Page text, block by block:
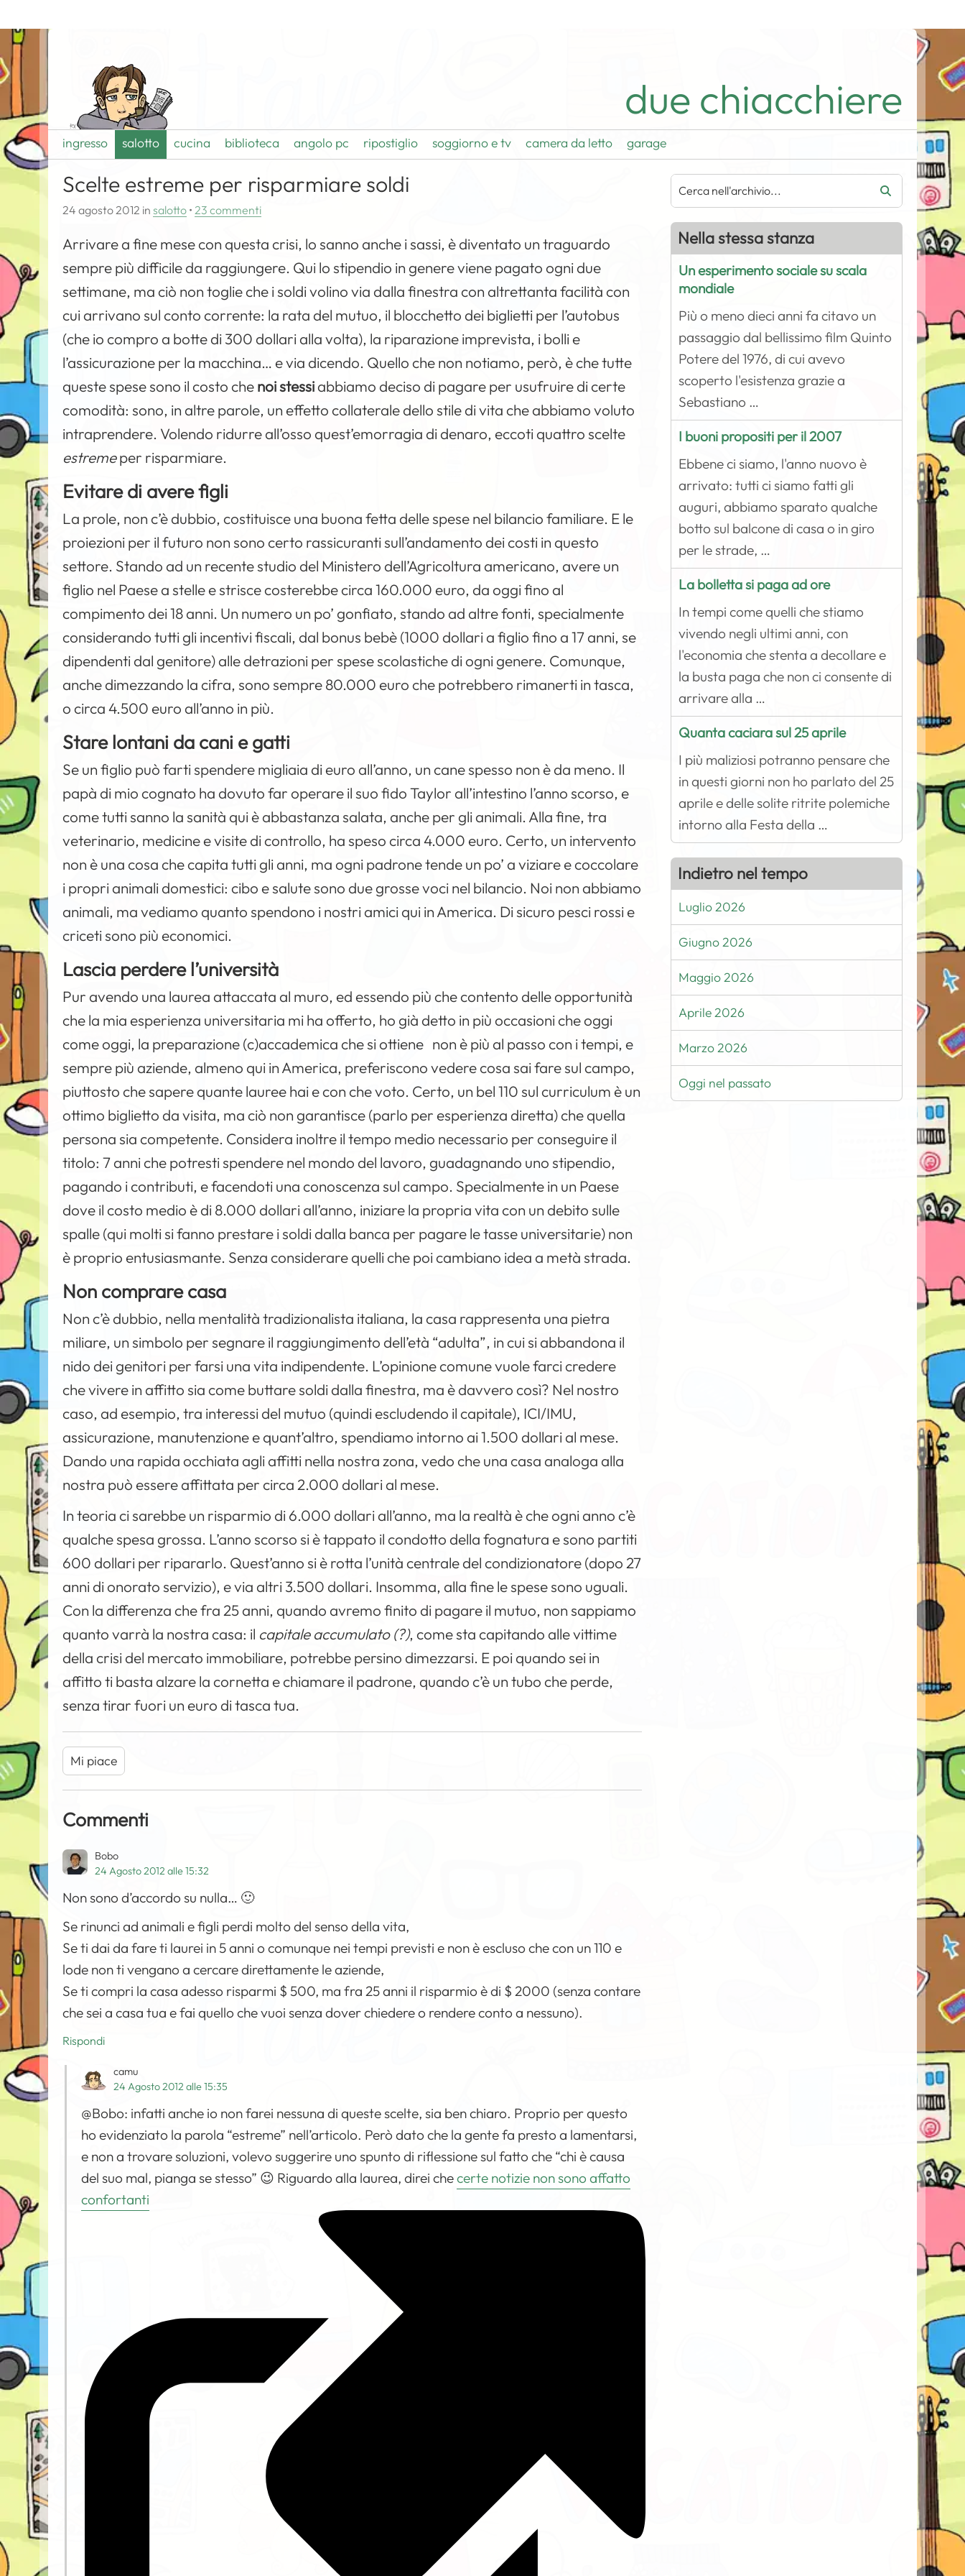
due chiacchiere
ingresso salotto cucina biblioteca angolo pc ripostiglio soggiorno e tv camera da letto garage
Scelte estreme per risparmiare soldi
24 agosto 2012 insalotto • 23 commenti
Arrivare a fine mese con questa crisi, lo sanno anche i sassi, è diventato un traguardo
sempre più difficile da raggiungere. Qui lo stipendio in genere viene pagato ogni due
settimane, ma ciò non toglie che i soldi volino via dalla finestra con altrettanta facilità con
cui arrivano sul conto corrente: la rata del mutuo, il blocchetto dei biglietti per l’autobus
(che io compro a botte di 300 dollari alla volta), la riparazione imprevista, i bolli e
l’assicurazione per la macchina… e via dicendo. Quello che non notiamo, però, è che tutte
queste spese sono il costo chenoi stessiabbiamo deciso di pagare per usufruire di certe
comodità: sono, in altre parole, un effetto collaterale dello stile di vita che abbiamo voluto
intraprendere. Volendo ridurre all’osso quest’emorragia di denaro, eccoti quattro scelte
estremeper risparmiare.
Evitare di avere figli
La prole, non c’è dubbio, costituisce una buona fetta delle spese nel bilancio familiare. E le
proiezioni per il futuro non sono certo rassicuranti sull’andamento dei costi in questo
settore. Stando ad un recente studio del Ministero dell’Agricoltura americano, avere un
figlio nel Paese a stelle e strisce costerebbe circa 160.000 euro, da oggi fino al
compimento dei 18 anni. Un numero un po’ gonfiato, stando ad altre fonti, specialmente
considerando tutti gli incentivi fiscali, dal bonus bebè (1000 dollari a figlio fino a 17 anni, se
dipendenti dal genitore) alle detrazioni per spese scolastiche di ogni genere. Comunque,
anche dimezzando la cifra, sono sempre 80.000 euro che potrebbero rimanerti in tasca,
o circa 4.500 euro all’anno in più.
Stare lontani da cani e gatti
Se un figlio può farti spendere migliaia di euro all’anno, un cane spesso non è da meno. Il
papà di mio cognato ha dovuto far operare il suo fido Taylor all’intestino l’anno scorso, e
come tutti sanno la sanità qui è abbastanza salata, anche per gli animali. Alla fine, tra
veterinario, medicine e visite di controllo, ha speso circa 4.000 euro. Certo, un intervento
non è una cosa che capita tutti gli anni, ma ogni padrone tende un po’ a viziare e coccolare
i propri animali domestici: cibo e salute sono due grosse voci nel bilancio. Noi non abbiamo
animali, ma vediamo quanto spendono i nostri amici qui in America. Di sicuro pesci rossi e
criceti sono più economici.
Lascia perdere l’università
Pur avendo una laurea attaccata al muro, ed essendo più che contento delle opportunità
che la mia esperienza universitaria mi ha offerto, ho già detto in più occasioni che oggi
come oggi, la preparazione (c)accademica che si ottiene non è più al passo con i tempi, e
sempre più aziende, almeno qui in America, preferiscono vedere cosa sai fare sul campo,
piuttosto che sapere quante lauree hai e con che voto. Certo, un bel 110 sul curriculum è un
ottimo biglietto da visita, ma ciò non garantisce (parlo per esperienza diretta) che quella
persona sia competente. Considera inoltre il tempo medio necessario per conseguire il
titolo: 7 anni che potresti spendere nel mondo del lavoro, guadagnando uno stipendio,
pagando i contributi, e facendoti una conoscenza sul campo. Specialmente in un Paese
dove il costo medio è di 8.000 dollari all’anno, iniziare la propria vita con un debito sulle
spalle (qui molti si fanno prestare i soldi dalla banca per pagare le tasse universitarie) non
è proprio entusiasmante. Senza considerare quelli che poi cambiano idea a metà strada.
Non comprare casa
Non c’è dubbio, nella mentalità tradizionalista italiana, la casa rappresenta una pietra
miliare, un simbolo per segnare il raggiungimento dell’età “adulta”, in cui si abbandona il
nido dei genitori per farsi una vita indipendente. L’opinione comune vuole farci credere
che vivere in affitto sia come buttare soldi dalla finestra, ma è davvero così? Nel nostro
caso, ad esempio, tra interessi del mutuo (quindi escludendo il capitale), ICI/IMU,
assicurazione, manutenzione e quant’altro, spendiamo intorno ai 1.500 dollari al mese.
Dando una rapida occhiata agli affitti nella nostra zona, vedo che una casa analoga alla
nostra può essere affittata per circa 2.000 dollari al mese.
In teoria ci sarebbe un risparmio di 6.000 dollari all’anno, ma la realtà è che ogni anno c’è
qualche spesa grossa. L’anno scorso si è tappato il condotto della fognatura e sono partiti
600 dollari per ripararlo. Quest’anno si è rotta l’unità centrale del condizionatore (dopo 27
anni di onorato servizio), e via altri 3.500 dollari. Insomma, alla fine le spese sono uguali.
Con la differenza che fra 25 anni, quando avremo finito di pagare il mutuo, non sappiamo
quanto varrà la nostra casa: il capitale accumulato (?), come sta capitando alle vittime
della crisi del mercato immobiliare, potrebbe persino dimezzarsi. E poi quando sei in
affitto ti basta alzare la cornetta e chiamare il padrone, quando c’è un tubo che perde,
senza tirar fuori un euro di tasca tua.
Mi piace
Commenti
Bobo
24 Agosto 2012 alle 15:32
Non sono d’accordo su nulla… 🙂
Se rinunci ad animali e figli perdi molto del senso della vita,
Se ti dai da fare ti laurei in 5 anni o comunque nei tempi previsti e non è escluso che con un 110 e
lode non ti vengano a cercare direttamente le aziende,
Se ti compri la casa adesso risparmi $ 500, ma fra 25 anni il risparmio è di $ 2000 (senza contare
che sei a casa tua e fai quello che vuoi senza dover chiedere o rendere conto a nessuno).
Rispondi
camu
24 Agosto 2012 alle 15:35
@Bobo: infatti anche io non farei nessuna di queste scelte, sia ben chiaro. Proprio per questo
ho evidenziato la parola “estreme” nell’articolo. Però dato che la gente fa presto a lamentarsi,
e non a trovare soluzioni, volevo suggerire uno spunto di riflessione sul fatto che “chi è causa
del suo mal, pianga se stesso” 😉 Riguardo alla laurea, direi checerte notizie non sono affatto
confortanti
Nella stessa stanza
Un esperimento sociale su scala
mondiale
Più o meno dieci anni fa citavo un
passaggio dal bellissimo film Quinto
Potere del 1976, di cui avevo
scoperto l'esistenza grazie a
Sebastiano …
I buoni propositi per il 2007
Ebbene ci siamo, l'anno nuovo è
arrivato: tutti ci siamo fatti gli
auguri, abbiamo sparato qualche
botto sul balcone di casa o in giro
per le strade, …
La bolletta si paga ad ore
In tempi come quelli che stiamo
vivendo negli ultimi anni, con
l'economia che stenta a decollare e
la busta paga che non ci consente di
arrivare alla …
Quanta caciara sul 25 aprile
I più maliziosi potranno pensare che
in questi giorni non ho parlato del 25
aprile e delle solite ritrite polemiche
intorno alla Festa della …
Indietro nel tempo
Luglio 2026
Giugno 2026
Maggio 2026
Aprile 2026
Marzo 2026
Oggi nel passato